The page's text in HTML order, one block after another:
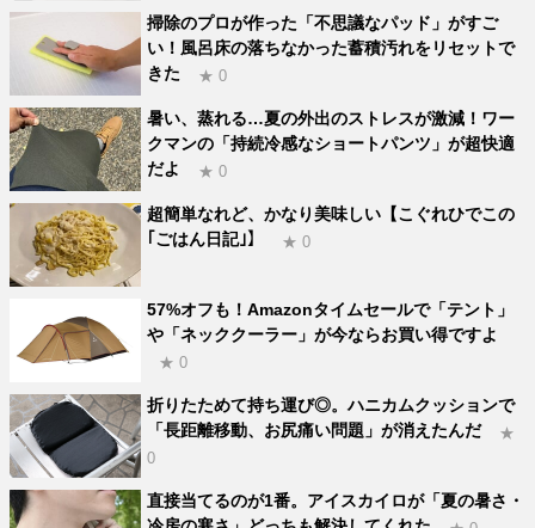
掃除のプロが作った「不思議なパッド」がすご
い！風呂床の落ちなかった蓄積汚れをリセットで
きた
★ 0
暑い、蒸れる…夏の外出のストレスが激減！ワー
クマンの「持続冷感なショートパンツ」が超快適
だよ
★ 0
超簡単なれど、かなり美味しい【こぐれひでこの
｢ごはん日記｣】
★ 0
57%オフも！Amazonタイムセールで「テント」
や「ネッククーラー」が今ならお買い得ですよ
★ 0
折りたためて持ち運び◎。ハニカムクッションで
「長距離移動、お尻痛い問題」が消えたんだ
★
0
直接当てるのが1番。アイスカイロが「夏の暑さ・